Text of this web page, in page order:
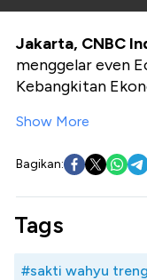
Jakarta, CNBC
menggelar even
Kebangkitan
Show More
Bagikan:
Tags
#sakti wahyu